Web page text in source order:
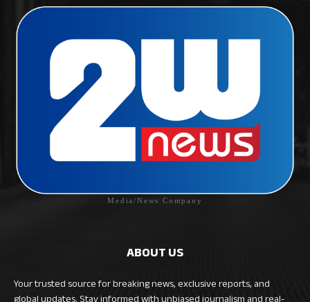
Media/News Company
ABOUT US
Your trusted source for breaking news, exclusive reports, and